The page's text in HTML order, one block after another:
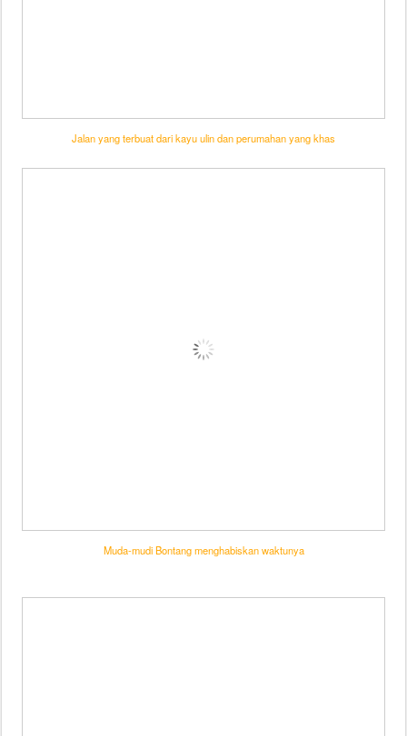
Jalan yang terbuat dari kayu ulin dan perumahan yang khas
Muda-mudi Bontang menghabiskan waktunya